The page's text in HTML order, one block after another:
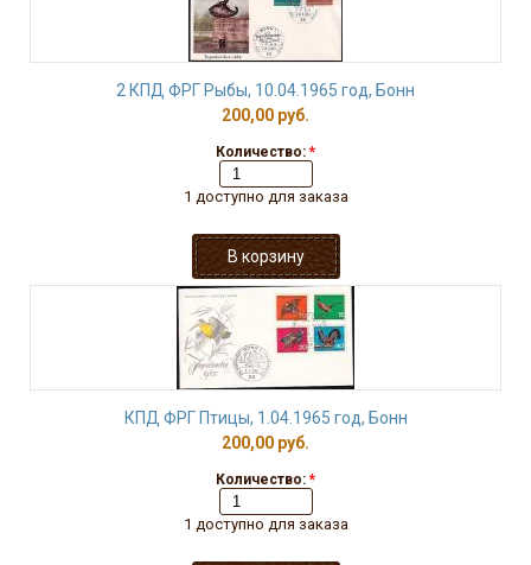
2 КПД ФРГ Рыбы, 10.04.1965 год, Бонн
200,00 руб.
Количество: *
1 доступно для заказа
КПД ФРГ Птицы, 1.04.1965 год, Бонн
200,00 руб.
Количество: *
1 доступно для заказа